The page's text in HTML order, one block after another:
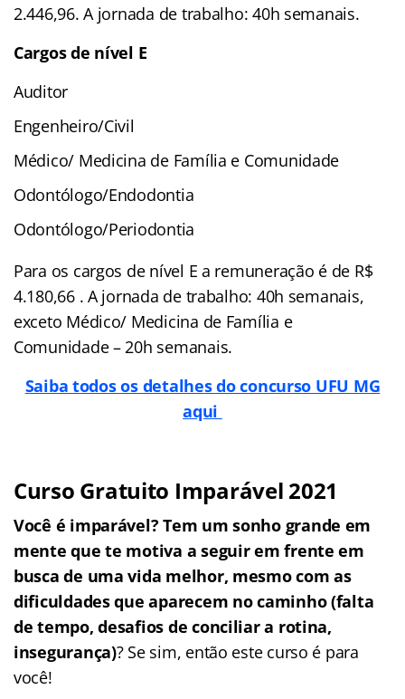
2.446,96. A jornada de trabalho: 40h semanais.
Cargos de nível E
Auditor
Engenheiro/Civil
Médico/ Medicina de Família e Comunidade
Odontólogo/Endodontia
Odontólogo/Periodontia
Para os cargos de nível E a remuneração é de R$
4.180,66 . A jornada de trabalho: 40h semanais,
exceto Médico/ Medicina de Família e
Comunidade – 20h semanais.
Saiba todos os detalhes do concurso UFU MG
aqui
Curso Gratuito Imparável 2021
Você é imparável? Tem um sonho grande em
mente que te motiva a seguir em frente em
busca de uma vida melhor, mesmo com as
dificuldades que aparecem no caminho (falta
de tempo, desafios de conciliar a rotina,
insegurança)? Se sim, então este curso é para
você!